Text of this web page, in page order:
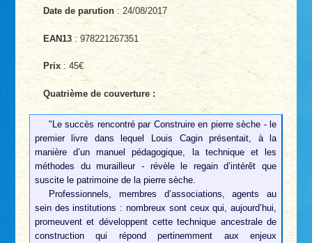
Date de parution : 24/08/2017
EAN13: 978221267351
Prix: 45€
Quatrième de couverture :
"Le succès rencontré par Construire en pierre sèche - le
premier livre dans lequel Louis Cagin présentait, à la
manière d’un manuel pédagogique, la technique et les
méthodes du murailleur - révèle le regain d’intérêt que
suscite le patrimoine de la pierre sèche.
Professionnels, membres d’associations, agents au
sein des institutions : nombreux sont ceux qui, aujourd’hui,
promeuvent et développent cette technique ancestrale de
construction qui répond pertinemment aux enjeux